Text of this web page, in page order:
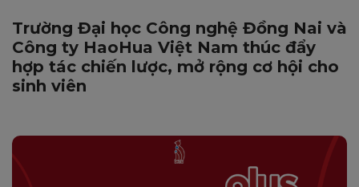
Trường Đại học Công nghệ Đồng Nai và
Công ty HaoHua Việt Nam thúc đẩy
hợp tác chiến lược, mở rộng cơ hội cho
sinh viên